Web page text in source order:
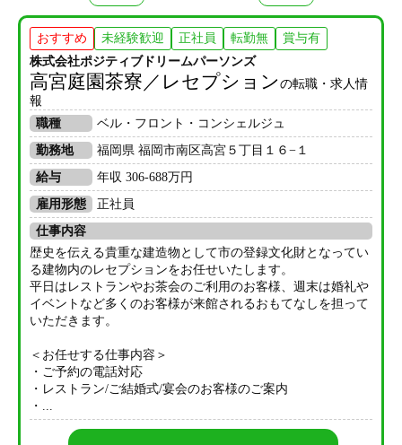
おすすめ 未経験歓迎 正社員 転勤無
賞与有
株式会社ポジティブドリームパーソンズ
高宮庭園茶寮／レセプション の転職・求人情
報
職種
ベル・フロント・コンシェルジュ
勤務地
福岡県 福岡市南区高宮５丁目１６−１
給与
年収 306-688万円
雇用形態
正社員
仕事内容
歴史を伝える貴重な建造物として市の登録文化財となってい
る建物内のレセプションをお任せいたします。
平日はレストランやお茶会のご利用のお客様、週末は婚礼や
イベントなど多くのお客様が来館されるおもてなしを担って
いただきます。
＜お任せする仕事内容＞
・ご予約の電話対応
・レストラン/ご結婚式/宴会のお客様のご案内
・...